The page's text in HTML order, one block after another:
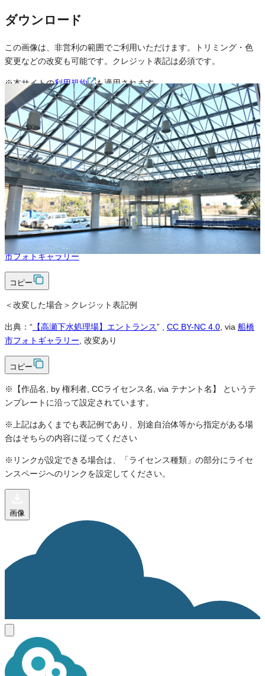
ダウンロード
この画像は、非営利の範囲でご利用いただけます。トリミング・色
変更などの改変も可能です。クレジット表記は必須です。
※本サイトの利用規約 も適用されます。
営利利用
不可
改変
可
クレジット表記
必須
クレジット表記例
出典：“
市フォトギャラリー
コピー
＜改変した場合＞クレジット表記例
出典：“ 【高瀬下水処理場】エントランス” CC BY-NC 4.0 , via 船橋
市フォトギャラリー , 改変あり
コピー
※【作品名, by 権利者, CCライセンス名, via テナント名】 というテ
ンプレートに沿って設定されています。
※上記はあくまでも表記例であり、別途自治体等から指定がある場
合はそちらの内容に従ってください
※リンクが設定できる場合は、「ライセンス種類」の部分にライセ
ンスページへのリンクを設定してください。
画像